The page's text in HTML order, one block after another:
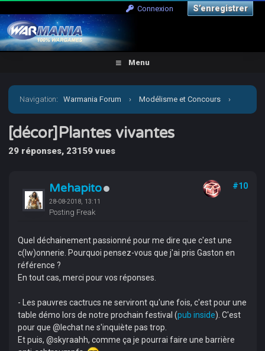
Connexion S’enregistrer
Menu
Navigation:Warmania Forum › Modélisme et Concours ›
Galerie › [décor]Plantes vivantes
[décor]Plantes vivantes
29 réponses, 23159 vues
Mehapito
28-08-2018, 13:11
Posting Freak
#10
Quel déchainement passionné pour me dire que c'est une
c(lw)onnerie. Pourquoi pensez-vous que j'ai pris Gaston en
référence ?
En tout cas, merci pour vos réponses.
- Les pauvres cactrucs ne serviront qu'une fois, c'est pour une
table démo lors de notre prochain festival (pub inside). C'est
pour que @lechat ne s'inquiète pas trop.
Et puis, @skyraahh, comme ça je pourrai faire une barrière